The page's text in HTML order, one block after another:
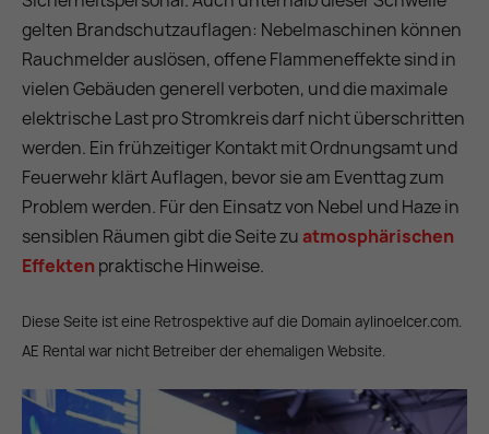
gelten Brandschutzauflagen: Nebelmaschinen können
Rauchmelder auslösen, offene Flammeneffekte sind in
vielen Gebäuden generell verboten, und die maximale
elektrische Last pro Stromkreis darf nicht überschritten
werden. Ein frühzeitiger Kontakt mit Ordnungsamt und
Feuerwehr klärt Auflagen, bevor sie am Eventtag zum
Problem werden. Für den Einsatz von Nebel und Haze in
sensiblen Räumen gibt die Seite zuatmosphärischen
Effekten praktische Hinweise.
Diese Seite ist eine Retrospektive auf die Domain aylinoelcer.com.
AE Rental war nicht Betreiber der ehemaligen Website.